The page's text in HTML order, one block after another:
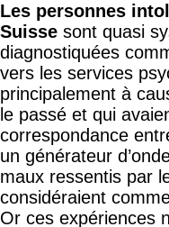
Les personnes
Suisse sont quasi
diagnostiquées
vers les services
principalement à
le passé et qui
correspondance
un générateur
maux ressentis par
considéraient
Or ces expériences